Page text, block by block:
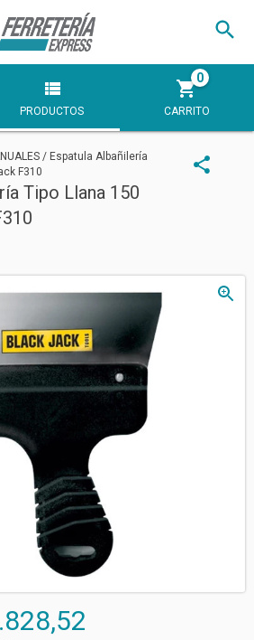
PRODUCTOS CARRITO
0
/ Espatula Albañilería
F310
Tipo Llana 150